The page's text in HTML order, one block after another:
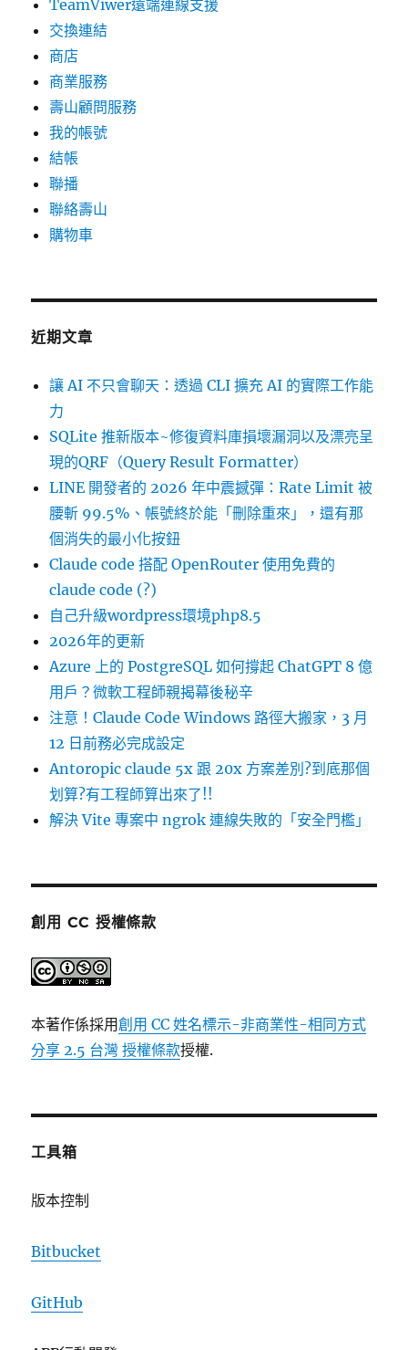
TeamViwer遠端連線支援
交換連結
商店
商業服務
壽山顧問服務
我的帳號
結帳
聯播
聯絡壽山
購物車
近期文章
讓 AI 不只會聊天：透過 CLI 擴充 AI 的實際工作能
力
SQLite 推新版本~修復資料庫損壞漏洞以及漂亮呈
現的QRF（Query Result Formatter）
LINE 開發者的 2026 年中震撼彈：Rate Limit 被
腰斬 99.5%、帳號終於能「刪除重來」，還有那
個消失的最小化按鈕
Claude code 搭配 OpenRouter 使用免費的
claude code (?)
自己升級wordpress環境php8.5
2026年的更新
Azure 上的 PostgreSQL 如何撐起 ChatGPT 8 億
用戶？微軟工程師親揭幕後秘辛
注意！Claude Code Windows 路徑大搬家，3 月
12 日前務必完成設定
Antoropic claude 5x 跟 20x 方案差別?到底那個
划算?有工程師算出來了!!
解決 Vite 專案中 ngrok 連線失敗的「安全門檻」
創用 CC 授權條款
本著作係採用創用 CC 姓名標示-非商業性-相同方式
分享 2.5 台灣 授權條款授權.
工具箱
版本控制
Bitbucket
GitHub